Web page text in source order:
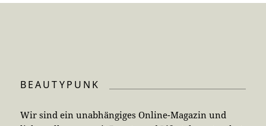
BEAUTYPUNK
Wir sind ein unabhängiges Online-Magazin und